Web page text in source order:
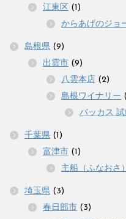
江東区 (1)
からあげのジョ
島根県 (9)
出雲市 (9)
八雲本店 (2)
島根ワイナリー
バッカス
千葉県 (1)
富津市 (1)
主船（ふなおさ）
埼玉県 (3)
春日部市 (3)